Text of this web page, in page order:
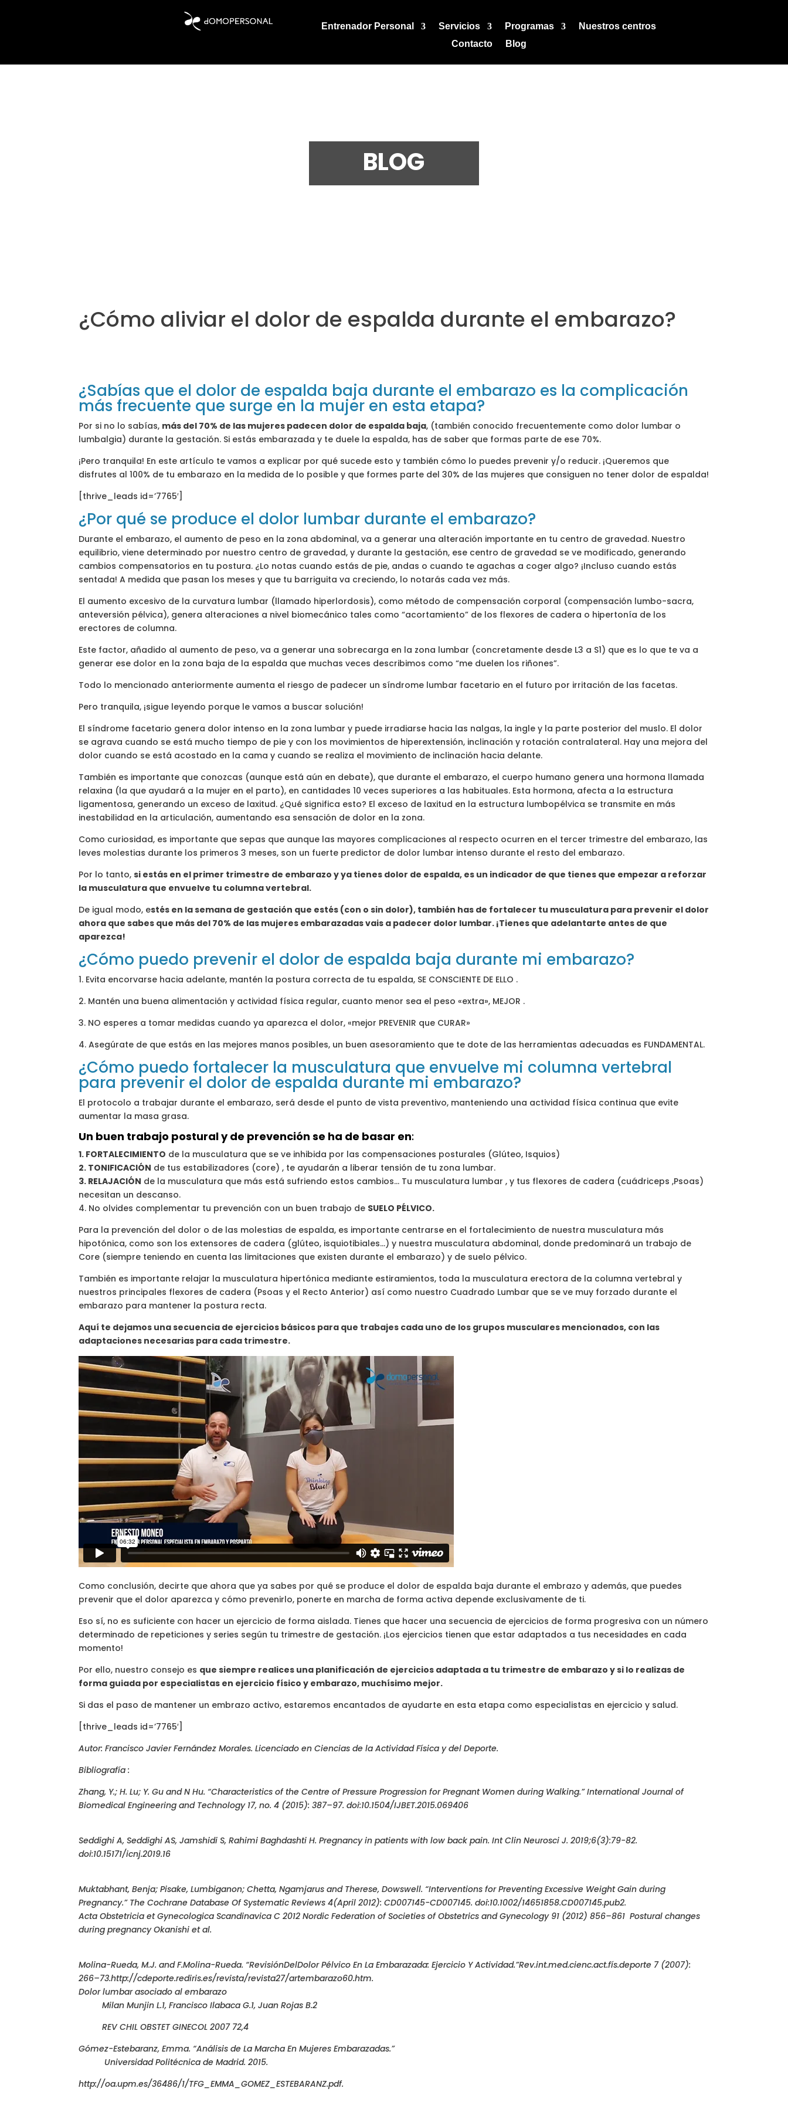
Entrenador Personal Servicios Programas
Nuestros centros
Contacto
Blog
BLOG
¿Cómo aliviar el dolor de espalda durante el embarazo?
¿Sabías que el dolor de espalda baja durante el embarazo es la complicación
más frecuente que surge en la mujer en esta etapa?
Por si no lo sabías, más del 70% de las mujeres padecen dolor de espalda baja, (también conocido frecuentemente como dolor lumbar o
lumbalgia) durante la gestación. Si estás embarazada y te duele la espalda, has de saber que formas parte de ese 70%.
¡Pero tranquila! En este artículo te vamos a explicar por qué sucede esto y también cómo lo puedes prevenir y/o reducir. ¡Queremos que
disfrutes al 100% de tu embarazo en la medida de lo posible y que formes parte del 30% de las mujeres que consiguen no tener dolor de espalda!
[thrive_leads id=’7765′]
¿Por qué se produce el dolor lumbar durante el embarazo?
Durante el embarazo, el aumento de peso en la zona abdominal, va a generar una alteración importante en tu centro de gravedad. Nuestro
equilibrio, viene determinado por nuestro centro de gravedad, y durante la gestación, ese centro de gravedad se ve modificado, generando
cambios compensatorios en tu postura. ¿Lo notas cuando estás de pie, andas o cuando te agachas a coger algo? ¡Incluso cuando estás
sentada! A medida que pasan los meses y que tu barriguita va creciendo, lo notarás cada vez más.
El aumento excesivo de la curvatura lumbar (llamado hiperlordosis), como método de compensación corporal (compensación lumbo-sacra,
anteversión pélvica), genera alteraciones a nivel biomecánico tales como “acortamiento” de los flexores de cadera o hipertonía de los
erectores de columna.
Este factor, añadido al aumento de peso, va a generar una sobrecarga en la zona lumbar (concretamente desde L3 a S1) que es lo que te va a
generar ese dolor en la zona baja de la espalda que muchas veces describimos como “me duelen los riñones”.
Todo lo mencionado anteriormente aumenta el riesgo de padecer un síndrome lumbar facetario en el futuro por irritación de las facetas.
Pero tranquila, ¡sigue leyendo porque le vamos a buscar solución!
El síndrome facetario genera dolor intenso en la zona lumbar y puede irradiarse hacia las nalgas, la ingle y la parte posterior del muslo. El dolor
se agrava cuando se está mucho tiempo de pie y con los movimientos de hiperextensión, inclinación y rotación contralateral. Hay una mejora del
dolor cuando se está acostado en la cama y cuando se realiza el movimiento de inclinación hacia delante.
También es importante que conozcas (aunque está aún en debate), que durante el embarazo, el cuerpo humano genera una hormona llamada
relaxina (la que ayudará a la mujer en el parto), en cantidades 10 veces superiores a las habituales. Esta hormona, afecta a la estructura
ligamentosa, generando un exceso de laxitud. ¿Qué significa esto? El exceso de laxitud en la estructura lumbopélvica se transmite en más
inestabilidad en la articulación, aumentando esa sensación de dolor en la zona.
Como curiosidad, es importante que sepas que aunque las mayores complicaciones al respecto ocurren en el tercer trimestre del embarazo, las
leves molestias durante los primeros 3 meses, son un fuerte predictor de dolor lumbar intenso durante el resto del embarazo.
Por lo tanto,si estás en el primer trimestre de embarazo y ya tienes dolor de espalda, es un indicador de que tienes que empezar a reforzar
la musculatura que envuelve tu columna vertebral.
De igual modo, estés en la semana de gestación que estés (con o sin dolor), también has de fortalecer tu musculatura para prevenir el dolor
ahora que sabes que más del 70% de las mujeres embarazadas vais a padecer dolor lumbar. ¡Tienes que adelantarte antes de que
aparezca!
¿Cómo puedo prevenir el dolor de espalda baja durante mi embarazo?
1. Evita encorvarse hacia adelante, mantén la postura correcta de tu espalda, SE CONSCIENTE DE ELLO .
2. Mantén una buena alimentación y actividad física regular, cuanto menor sea el peso «extra», MEJOR .
3. NO esperes a tomar medidas cuando ya aparezca el dolor, «mejor PREVENIR que CURAR»
4. Asegúrate de que estás en las mejores manos posibles, un buen asesoramiento que te dote de las herramientas adecuadas es FUNDAMENTAL.
¿Cómo puedo fortalecer la musculatura que envuelve mi columna vertebral
para prevenir el dolor de espalda durante mi embarazo?
El protocolo a trabajar durante el embarazo, será desde el punto de vista preventivo, manteniendo una actividad física continua que evite
aumentar la masa grasa.
Un buen trabajo postural y de prevención se ha de basar en:
1. FORTALECIMIENTO de la musculatura que se ve inhibida por las compensaciones posturales (Glúteo, Isquios)
2. TONIFICACIÓN de tus estabilizadores (core) , te ayudarán a liberar tensión de tu zona lumbar.
3. RELAJACIÓN de la musculatura que más está sufriendo estos cambios… Tu musculatura lumbar , y tus flexores de cadera (cuádriceps ,Psoas)
necesitan un descanso.
4. No olvides complementar tu prevención con un buen trabajo de SUELO PÉLVICO.
Para la prevención del dolor o de las molestias de espalda, es importante centrarse en el fortalecimiento de nuestra musculatura más
hipotónica, como son los extensores de cadera (glúteo, isquiotibiales…) y nuestra musculatura abdominal, donde predominará un trabajo de
Core (siempre teniendo en cuenta las limitaciones que existen durante el embarazo) y de suelo pélvico.
También es importante relajar la musculatura hipertónica mediante estiramientos, toda la musculatura erectora de la columna vertebral y
nuestros principales flexores de cadera (Psoas y el Recto Anterior) así como nuestro Cuadrado Lumbar que se ve muy forzado durante el
embarazo para mantener la postura recta.
Aquí te dejamos una secuencia de ejercicios básicos para que trabajes cada uno de los grupos musculares mencionados, con las
adaptaciones necesarias para cada trimestre.
Como conclusión, decirte que ahora que ya sabes por qué se produce el dolor de espalda baja durante el embrazo y además, que puedes
prevenir que el dolor aparezca y cómo prevenirlo, ponerte en marcha de forma activa depende exclusivamente de ti.
Eso sí, no es suficiente con hacer un ejercicio de forma aislada. Tienes que hacer una secuencia de ejercicios de forma progresiva con un número
determinado de repeticiones y series según tu trimestre de gestación. ¡Los ejercicios tienen que estar adaptados a tus necesidades en cada
momento!
Por ello, nuestro consejo es que siempre realices una planificación de ejercicios adaptada a tu trimestre de embarazo y si lo realizas de
forma guiada por especialistas en ejercicio físico y embarazo, muchísimo mejor.
Si das el paso de mantener un embrazo activo, estaremos encantados de ayudarte en esta etapa como especialistas en ejercicio y salud.
[thrive_leads id=’7765′]
Autor: Francisco Javier Fernández Morales. Licenciado en Ciencias de la Actividad Física y del Deporte.
Bibliografía :
Zhang, Y.; H. Lu; Y. Gu and N Hu. “Characteristics of the Centre of Pressure Progression for Pregnant Women during Walking.” International Journal of
Biomedical Engineering and Technology 17, no. 4 (2015): 387–97. doi:10.1504/IJBET.2015.069406
Seddighi A, Seddighi AS, Jamshidi S, Rahimi Baghdashti H. Pregnancy in patients with low back pain. Int Clin Neurosci J. 2019;6(3):79-82.
doi:10.15171/icnj.2019.16
Muktabhant, Benja; Pisake, Lumbiganon; Chetta, Ngamjarus and Therese, Dowswell. “Interventions for Preventing Excessive Weight Gain during
Pregnancy.” The Cochrane Database Of Systematic Reviews 4(April 2012): CD007145-CD007145. doi:10.1002/14651858.CD007145.pub2.
Acta Obstetricia et Gynecologica Scandinavica C 2012 Nordic Federation of Societies of Obstetrics and Gynecology 91 (2012) 856–861 Postural changes
during pregnancy Okanishi et al.
Molina-Rueda, M.J. and F.Molina-Rueda. “RevisiónDelDolor Pélvico En La Embarazada: Ejercicio Y Actividad.”Rev.int.med.cienc.act.fís.deporte 7 (2007):
266–73.http://cdeporte.rediris.es/revista/revista27/artembarazo60.htm.
Dolor lumbar asociado al embarazo
Milan Munjin L.1, Francisco Ilabaca G.1, Juan Rojas B.2
REV CHIL OBSTET GINECOL 2007 72,4
Gómez-Estebaranz, Emma. “Análisis de La Marcha En Mujeres Embarazadas.”
Universidad Politécnica de Madrid. 2015.
http://oa.upm.es/36486/1/TFG_EMMA_GOMEZ_ESTEBARANZ.pdf.